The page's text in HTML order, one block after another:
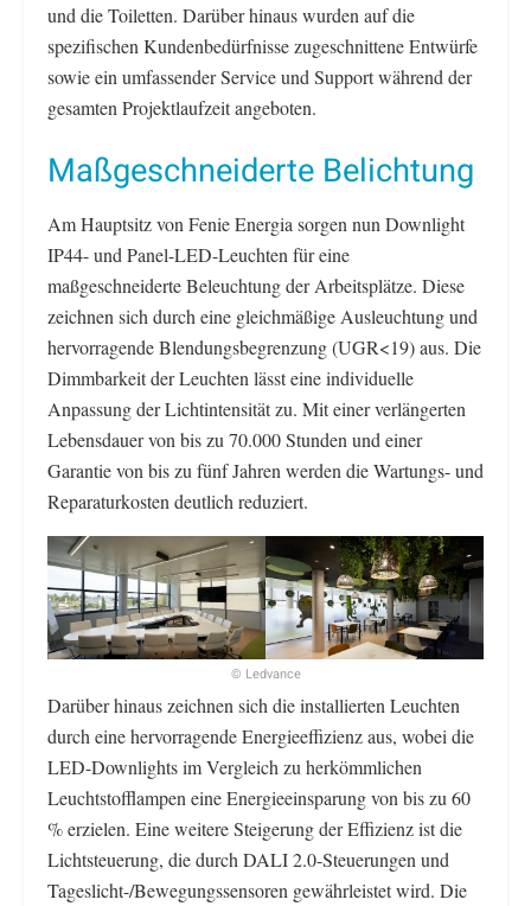
und die Toiletten. Darüber hinaus wurden auf die
spezifischen Kundenbedürfnisse zugeschnittene Entwürfe
sowie ein umfassender Service und Support während der
gesamten Projektlaufzeit angeboten.
Maßgeschneiderte Belichtung
Am Hauptsitz von Fenie Energia sorgen nun Downlight
IP44- und Panel-LED-Leuchten für eine
maßgeschneiderte Beleuchtung der Arbeitsplätze. Diese
zeichnen sich durch eine gleichmäßige Ausleuchtung und
hervorragende Blendungsbegrenzung (UGR<19) aus. Die
Dimmbarkeit der Leuchten lässt eine individuelle
Anpassung der Lichtintensität zu. Mit einer verlängerten
Lebensdauer von bis zu 70.000 Stunden und einer
Garantie von bis zu fünf Jahren werden die Wartungs- und
Reparaturkosten deutlich reduziert.
© Ledvance
Darüber hinaus zeichnen sich die installierten Leuchten
durch eine hervorragende Energieeffizienz aus, wobei die
LED-Downlights im Vergleich zu herkömmlichen
Leuchtstofflampen eine Energieeinsparung von bis zu 60
% erzielen. Eine weitere Steigerung der Effizienz ist die
Lichtsteuerung, die durch DALI 2.0-Steuerungen und
Tageslicht-/Bewegungssensoren gewährleistet wird. Die